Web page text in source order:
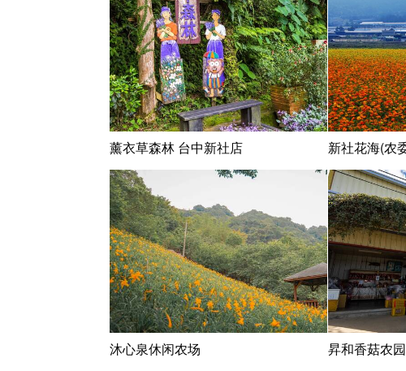
薰衣草森林 台中新社店
沐心泉休闲农场 昇和香菇农园